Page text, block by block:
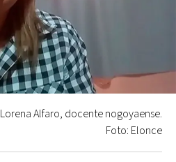
Lorena Alfaro, docente nogoyaense.
Foto: Elonce